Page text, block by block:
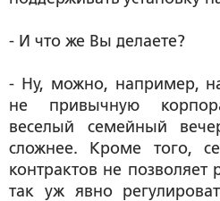
- И что же Вы делаете?
- Ну, можно, например,
не привычную
веселый семейный
сложнее. Кроме того,
контрактов не позволяет
так уж явно